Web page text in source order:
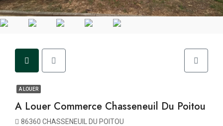
A LOUER
A Louer Commerce Chasseneuil Du Poitou
86360 CHASSENEUIL DU POITOU